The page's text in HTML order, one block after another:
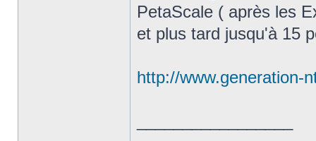
PetaScale ( après les
et plus tard jusqu'à 15
http://www.generation-